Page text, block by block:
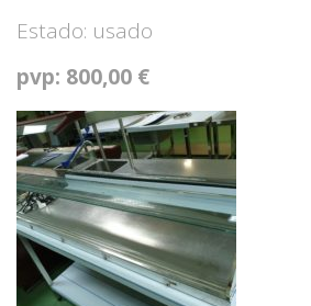
Estado: usado
pvp: 800,00 €